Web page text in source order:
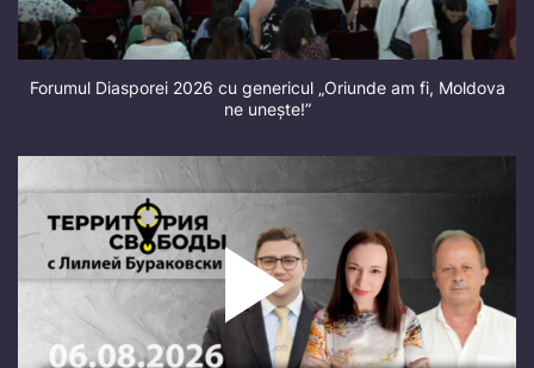
Forumul Diasporei 2026 cu genericul „Oriunde am fi, Moldova
ne unește!”